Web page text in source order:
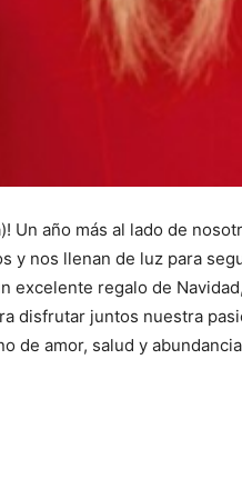
Un año más al lado de
y nos llenan de luz para
excelente regalo de
disfrutar juntos nuestra
de amor, salud y